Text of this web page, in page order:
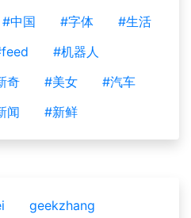
#中国 #字体
#生活
#机器人
奇 #美女
#汽车
闻 #新鲜
geekzhang